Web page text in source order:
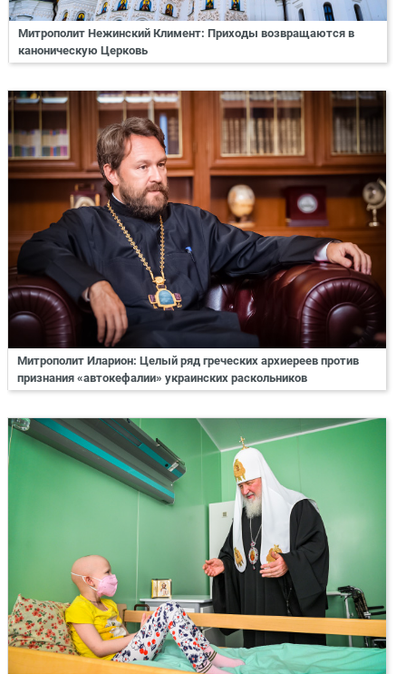
Митрополит Нежинский Климент: Приходы возвращаются в
каноническую Церковь
Митрополит Иларион: Целый ряд греческих архиереев против
признания «автокефалии» украинских раскольников